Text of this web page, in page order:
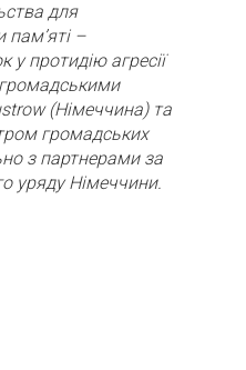
для
пам’яті –
у протидію агресії
громадськими
(Німеччина) та
громадських
з партнерами за
уряду Німеччини.